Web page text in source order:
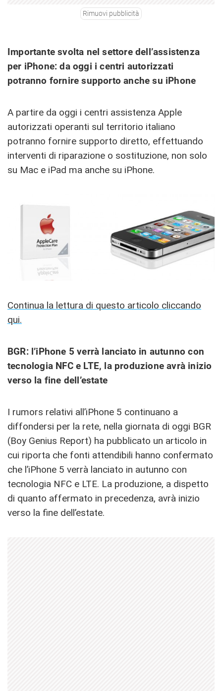
Rimuovi pubblicità
Importante svolta nel settore dell’assistenza
per iPhone: da oggi i centri autorizzati
potranno fornire supporto anche su iPhone
A partire da oggi i centri assistenza Apple
autorizzati operanti sul territorio italiano
potranno fornire supporto diretto, effettuando
interventi di riparazione o sostituzione, non solo
su Mac e iPad ma anche su iPhone.
Continua la lettura di questo articolo cliccando
qui.
BGR: l’iPhone 5 verrà lanciato in autunno con
tecnologia NFC e LTE, la produzione avrà inizio
verso la fine dell’estate
I rumors relativi all’iPhone 5 continuano a
diffondersi per la rete, nella giornata di oggi BGR
(Boy Genius Report) ha pubblicato un articolo in
cui riporta che fonti attendibili hanno confermato
che l’iPhone 5 verrà lanciato in autunno con
tecnologia NFC e LTE. La produzione, a dispetto
di quanto affermato in precedenza, avrà inizio
verso la fine dell’estate.